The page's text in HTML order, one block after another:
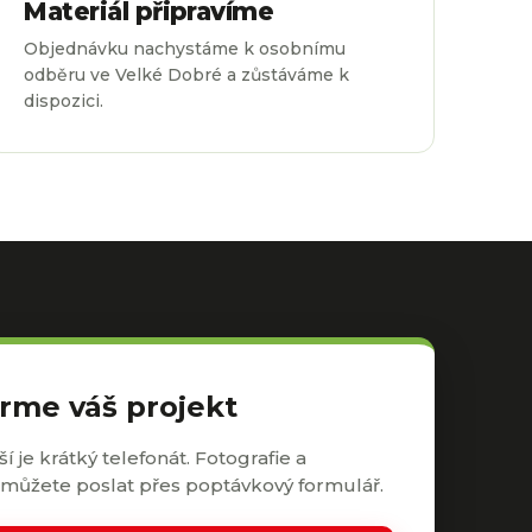
Materiál připravíme
Objednávku nachystáme k osobnímu
odběru ve Velké Dobré a zůstáváme k
dispozici.
váš projekt
je krátký telefonát. Fotografie a
poslat přes poptávkový formulář.